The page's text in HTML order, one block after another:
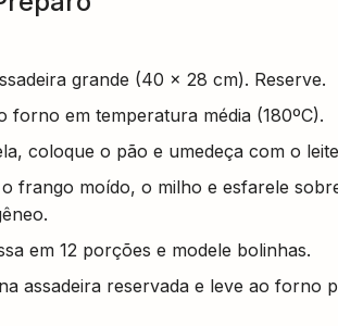
grande (40 x 28 cm). Reserve.
forno em temperatura média (180ºC).
coloque o pão e umedeça com o
frango moído, o milho e esfarele
em 12 porções e modele bolinhas.
assadeira reservada e leve ao forno